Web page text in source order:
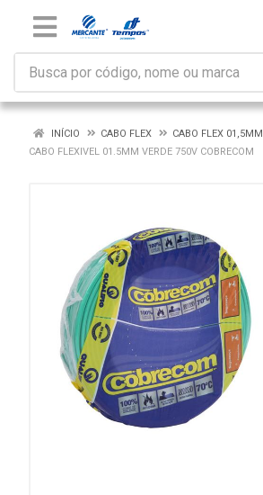
INÍCIO CABO FLEX
CABO FLEX 01,5MM
CABO FLEXIVEL 01.5MM VERDE 750V COBRECOM